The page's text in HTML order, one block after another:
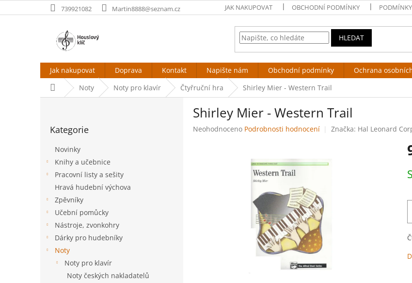
na
739921082 Martin8888@seznam.cz JAK NAKUPOVAT OBCHODNÍ PODMÍNKY PODMÍNKY
HLEDAT
Jak nakupovat Doprava Kontakt Napište nám Obchodní podmínky
Ochrana
Domů Noty Noty pro klavír Čtyřruční hra Shirley Mier - Western Trail
kategorie
Kategorie
Novinky
Knihy a učebnice
Pracovní listy a sešity
Hravá hudební výchova
Zpěvníky
Učební pomůcky
Nástroje, zvonkohry
Dárky pro hudebníky
Noty
Noty pro klavír
Noty českých nakladatelů
Shirley Mier - Western Trail
Průměrné
Neohodnoceno Podrobnosti hodnocení Značka: Hal Leonard